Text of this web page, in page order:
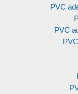
PVC
PVC